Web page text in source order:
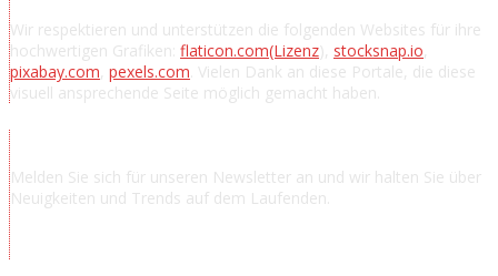
Wir respektieren und unterstützen die folgenden Websites für ihre
hochwertigen Grafiken: flaticon.com(Lizenz), stocksnap.io,
pixabay.com, pexels.com . Vielen Dank an diese Portale, die diese
visuell ansprechende Seite möglich gemacht haben.
Melden Sie sich für unseren Newsletter an und wir halten Sie über
Neuigkeiten und Trends auf dem Laufenden.